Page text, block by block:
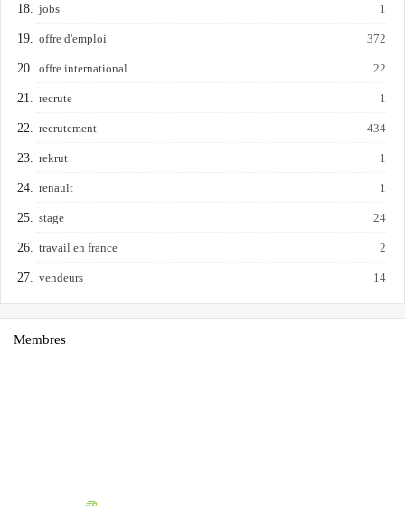
jobs 1
offre d'emploi 372
offre international 22
recrute 1
recrutement 434
rekrut 1
renault 1
stage 24
travail en france 2
vendeurs 14
Membres